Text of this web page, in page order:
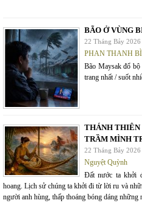
BÃO Ở VÙNG
22 Tháng Bảy 2026
PHAN THANH
Bão Maysak đổ
trang nhất / suốt
THÁNH THIÊN
TRẦM MÌNH
22 Tháng Bảy 2026
Nguyệt Quỳnh
Đất nước ta khởi
hoang. Lịch sử chúng ta khởi đi từ lời ru và
người anh hùng, thấp thoáng bóng dáng những